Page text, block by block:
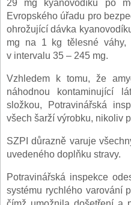
29 mg kyanovodíku po
Evropského úřadu pro
ohrožující dávka
mg na 1 kg tělesné
v intervalu 35 – 245 mg.
Vzhledem k tomu, že
náhodnou kontaminující
složkou, Potravinářská
všech šarží výrobku, nikoliv
SZPI důrazně varuje
uvedeného doplňku stravy.
Potravinářská inspekce
systému rychlého varování